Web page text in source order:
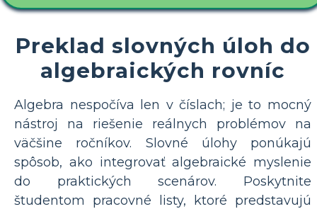
Preklad slovných úloh do
algebraických rovníc
Algebra nespočíva len v číslach; je to mocný
nástroj na riešenie reálnych problémov na
väčšine ročníkov. Slovné úlohy ponúkajú
spôsob, ako integrovať algebraické myslenie
do praktických scenárov. Poskytnite
študentom pracovné listy, ktoré predstavujú